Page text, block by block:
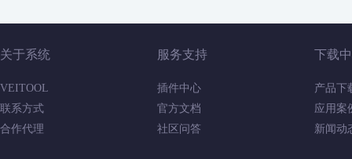
关于系统
VEITOOL
联系方式
合作代理
服务支持
插件中心
官方文档
社区问答
下载
产品下
应用案
新闻动